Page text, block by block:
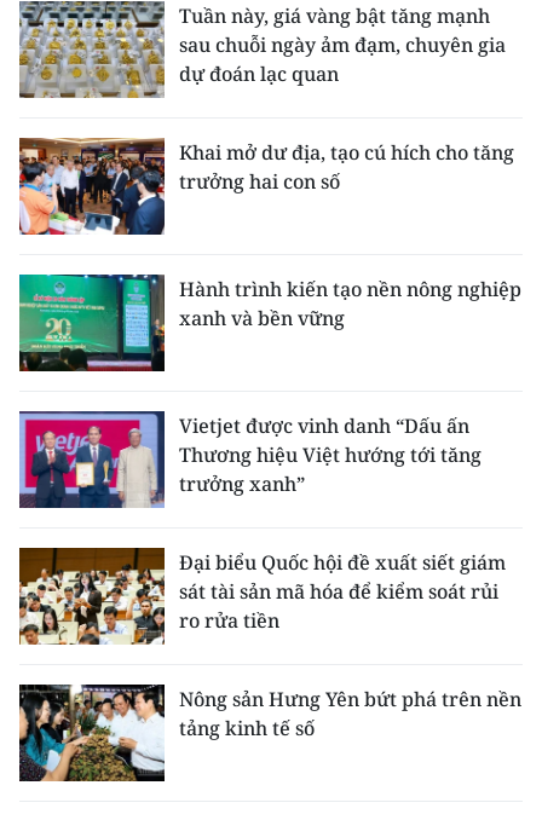
Tuần này, giá vàng bật tăng mạnh
sau chuỗi ngày ảm đạm, chuyên gia
dự đoán lạc quan
Khai mở dư địa, tạo cú hích cho tăng
trưởng hai con số
Hành trình kiến tạo nền nông nghiệp
xanh và bền vững
Vietjet được vinh danh “Dấu ấn
Thương hiệu Việt hướng tới tăng
trưởng xanh”
Đại biểu Quốc hội đề xuất siết giám
sát tài sản mã hóa để kiểm soát rủi
ro rửa tiền
Nông sản Hưng Yên bứt phá trên nền
tảng kinh tế số